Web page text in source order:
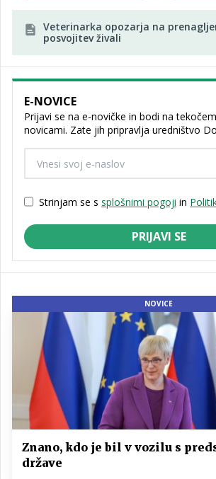
Veterinarka opozarja na
posvojitev živali
E-NOVICE
Prijavi se na e-novičke in bodi na
novicami. Zate jih pripravlja uredništvo
Strinjam se s splošnimi pogoji in
PRIJAVI SE
NOVICE
Znano, kdo je bil v vozilu s
države